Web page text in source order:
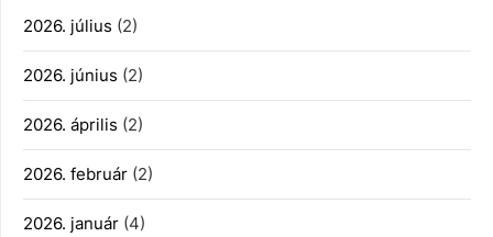
2026. július (2)
2026. június (2)
2026. április (2)
2026. február (2)
2026. január (4)